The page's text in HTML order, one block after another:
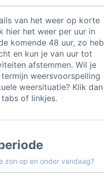
van het weer op korte
hier het weer per uur in
komende 48 uur, zo heb
en kun je van uur tot
afstemmen. Wil je
weersvoorspelling
weersituatie? Klik dan
of linkjes.
zon op en onder vandaag?